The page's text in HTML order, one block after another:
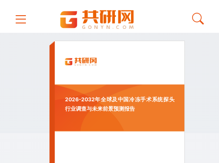
2026-2032年全球及中国冷冻手术系统探头
行业调查与未来前景预测报告